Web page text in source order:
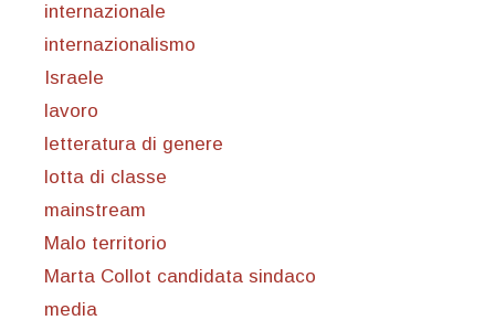
internazionale
internazionalismo
Israele
lavoro
letteratura di genere
lotta di classe
mainstream
Malo territorio
Marta Collot candidata sindaco
media